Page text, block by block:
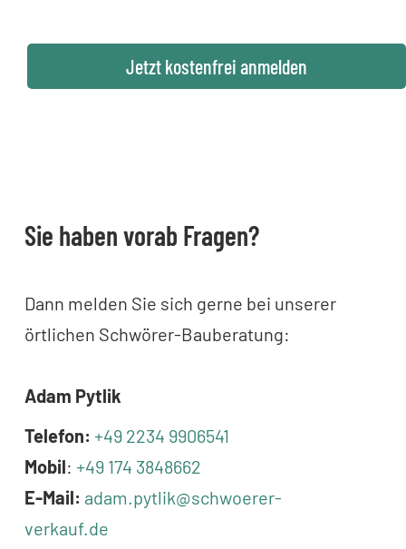
Jetzt kostenfrei anmelden
Sie haben vorab Fragen?
Dann melden Sie sich gerne bei unserer
örtlichen Schwörer-Bauberatung:
Adam Pytlik
Telefon: +49 2234 9906541
Mobil: +49 174 3848662
E-Mail: adam.pytlik@schwoerer-
verkauf.de